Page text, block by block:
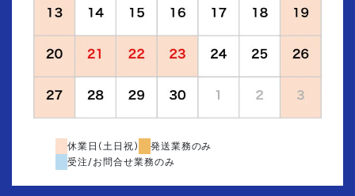
休業日(土日祝)
発送業務のみ
受注/お問合せ業務のみ